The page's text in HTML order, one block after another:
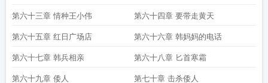
第六十三章 情种王小伟 第六十四章 要带走黄天
第六十五章 红日广场店 第六十六章 韩妈妈的电话
第六十七章 韩兵相亲 第六十八章 匕首寒霜
第六十九章 倭人 第七十章 击杀倭人